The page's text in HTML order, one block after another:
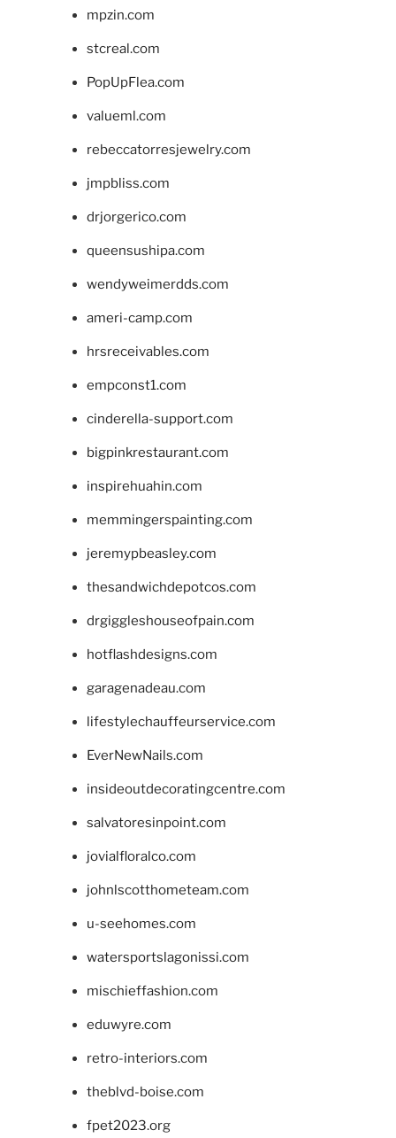
mpzin.com
stcreal.com
PopUpFlea.com
valueml.com
rebeccatorresjewelry.com
jmpbliss.com
drjorgerico.com
queensushipa.com
wendyweimerdds.com
ameri-camp.com
hrsreceivables.com
empconst1.com
cinderella-support.com
bigpinkrestaurant.com
inspirehuahin.com
memmingerspainting.com
jeremypbeasley.com
thesandwichdepotcos.com
drgiggleshouseofpain.com
hotflashdesigns.com
garagenadeau.com
lifestylechauffeurservice.com
EverNewNails.com
insideoutdecoratingcentre.com
salvatoresinpoint.com
jovialfloralco.com
johnlscotthometeam.com
u-seehomes.com
watersportslagonissi.com
mischieffashion.com
eduwyre.com
retro-interiors.com
theblvd-boise.com
fpet2023.org